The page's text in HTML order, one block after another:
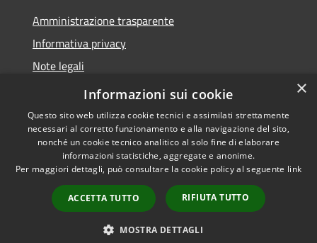
Amministrazione trasparente
Informativa privacy
Note legali
Dichiarazione di accessibilità
Accessibilità
Copyright © 2026 • Comune di
Grezzana • Powered by
Municipium•
Accesso
redazione
×
Informazioni sui cookie
Questo sito web utilizza cookie tecnici e assimilati strettamente
necessari al corretto funzionamento e alla navigazione del sito,
nonché un cookie tecnico analitico al solo fine di elaborare
informazioni statistiche, aggregate e anonime.
Per maggiori dettagli, può consultare la cookie policy al seguente link
ACCETTA TUTTO RIFIUTA TUTTO
MOSTRA DETTAGLI